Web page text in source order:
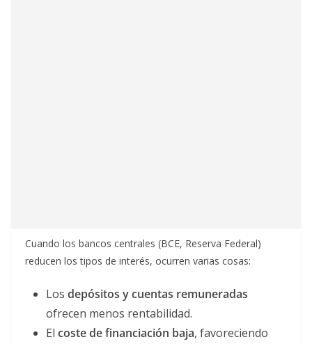
Cuando los bancos centrales (BCE, Reserva Federal)
reducen los tipos de interés, ocurren varias cosas:
Los depósitos y cuentas remuneradas
ofrecen menos rentabilidad.
El coste de financiación baja, favoreciendo